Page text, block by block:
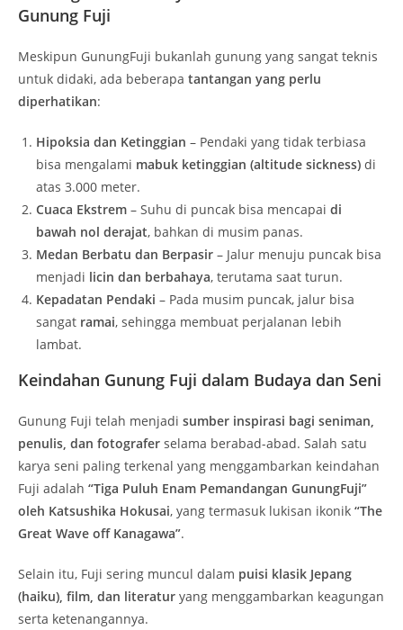
Gunung Fuji
Meskipun GunungFuji bukanlah gunung yang sangat teknis
untuk didaki, ada beberapa tantangan yang perlu
diperhatikan:
Hipoksia dan Ketinggian – Pendaki yang tidak terbiasa
bisa mengalami mabuk ketinggian (altitude sickness) di
atas 3.000 meter.
Cuaca Ekstrem – Suhu di puncak bisa mencapai di
bawah nol derajat, bahkan di musim panas.
Medan Berbatu dan Berpasir – Jalur menuju puncak bisa
menjadi licin dan berbahaya, terutama saat turun.
Kepadatan Pendaki – Pada musim puncak, jalur bisa
sangat ramai, sehingga membuat perjalanan lebih
lambat.
Keindahan Gunung Fuji dalam Budaya dan Seni
Gunung Fuji telah menjadi sumber inspirasi bagi seniman,
penulis, dan fotografer selama berabad-abad. Salah satu
karya seni paling terkenal yang menggambarkan keindahan
Fuji adalah “Tiga Puluh Enam Pemandangan GunungFuji”
oleh Katsushika Hokusai, yang termasuk lukisan ikonik “The
Great Wave off Kanagawa”.
Selain itu, Fuji sering muncul dalam puisi klasik Jepang
(haiku), film, dan literatur yang menggambarkan keagungan
serta ketenangannya.